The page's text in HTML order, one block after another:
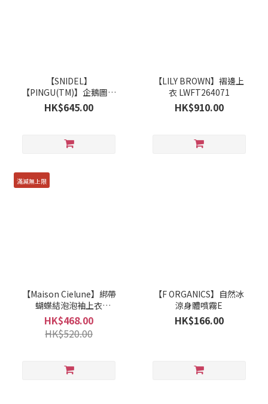
【SNIDEL】
【PINGU(TM)】企鵝圖案
美式單袖鏤空上衣
SWCT262057
HK$645.00
【LILY BROWN】褶邊上
衣 LWFT264071
HK$910.00
滿減無上限
【Maison Cielune】綁帶
蝴蝶結泡泡袖上衣
MWAD262695 BG2
HK$468.00
HK$520.00
【F ORGANICS】自然冰
涼身體噴霧E
HK$166.00